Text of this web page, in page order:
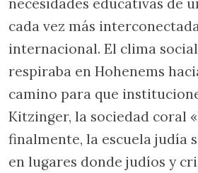
necesidades educativas de
cada vez más
internacional. El clima
respiraba en Hohenems
camino para que
Kitzinger, la sociedad coral
finalmente, la escuela judía
en lugares donde judíos y